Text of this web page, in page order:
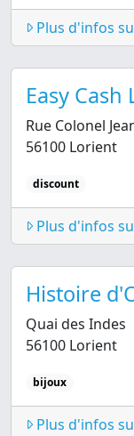
Plus d'infos
Easy
Rue Colonel
56100 Lorient
discount
Plus d'infos
Histoire
Quai des Indes
56100 Lorient
bijoux
Plus d'infos